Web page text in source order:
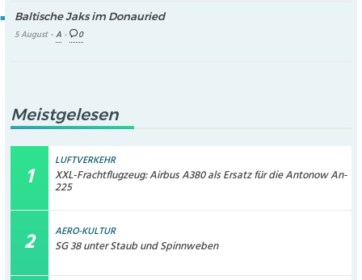
Baltische Jaks im Donauried
5 August -A- 0
Meistgelesen
LUFTVERKEHR
XXL-Frachtflugzeug: Airbus A380 als Ersatz für die Antonow An-
225
AERO-KULTUR
SG 38 unter Staub und Spinnweben